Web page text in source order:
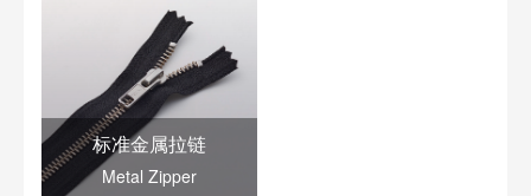
标准金属拉链
Metal Zipper